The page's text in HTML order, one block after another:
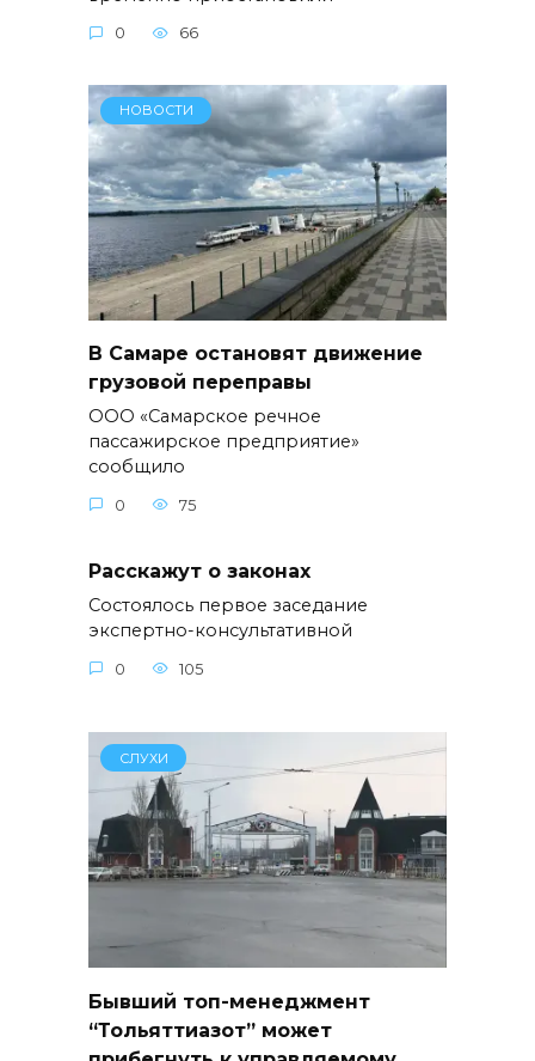
0 66
НОВОСТИ
В Самаре остановят движение
грузовой переправы
ООО «Самарское речное
пассажирское предприятие»
сообщило
0 75
Расскажут о законах
Состоялось первое заседание
экспертно-консультативной
0 105
СЛУХИ
Бывший топ-менеджмент
“Тольяттиазот” может